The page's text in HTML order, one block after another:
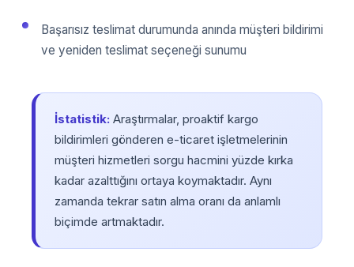
Başarısız teslimat durumunda anında müşteri bildirimi
ve yeniden teslimat seçeneği sunumu
İstatistik: Araştırmalar, proaktif kargo
bildirimleri gönderen e-ticaret işletmelerinin
müşteri hizmetleri sorgu hacmini yüzde kırka
kadar azalttığını ortaya koymaktadır. Aynı
zamanda tekrar satın alma oranı da anlamlı
biçimde artmaktadır.